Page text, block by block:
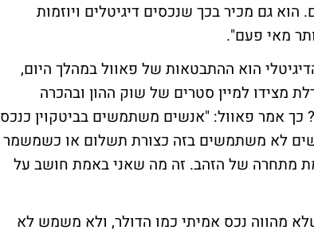
גם מכיר בכך שנכסים דיגיטלים ויוזמות
מאי פעם".
הוא ההתבטאות של פאוול במהלך היום,
מצידו למיין סטרים של שוק ההון ובהכרה
כך אמר פאוול: "אנשים משתמשים בביטקוין כנכס
לא משתמשים בזה כצורת תשלום או כשמשמר
מתחרה של הזהב. זה מה שאני באמת חושב על
מהווה נכס אמיתי כמו הדולר, ולא משמש לא